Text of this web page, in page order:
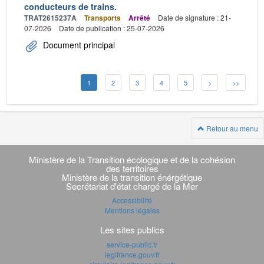
conducteurs de trains.
TRAT2615237A Transports Arrêté
Date de signature : 21-
07-2026
Date de publication : 25-07-2026
Document principal
1 2 3 4 5 > >>
Retour au menu
Navigation
transverse
Ministère de la Transition écologique et de la cohésion
des territoires
Ministère de la transition énérgétique
Secrétariat d'état chargé de la Mer
Accessibilité
Mentions légales
Les sites publics
service-public.fr
legifrance.gouv.fr